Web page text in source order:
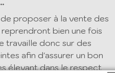
proposer à la vente des
bien une fois
travaille donc sur des
afin d'assurer un bon
élevant dans le respect